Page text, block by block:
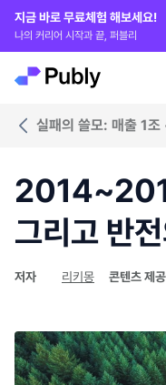
지금 바로 무료체험 해보세요!
나의 커리어 시작과 끝, 퍼블리
실패의 쓸모: 매출 1
그리고 반
저자 리키몽 콘텐츠 제공